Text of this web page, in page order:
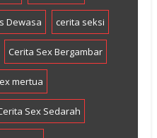
Dewasa cerita seksi
Cerita Sex Bergambar
mertua
Sex Sedarah